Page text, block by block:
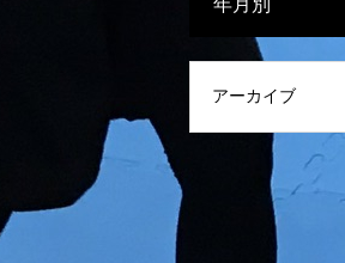
年月別